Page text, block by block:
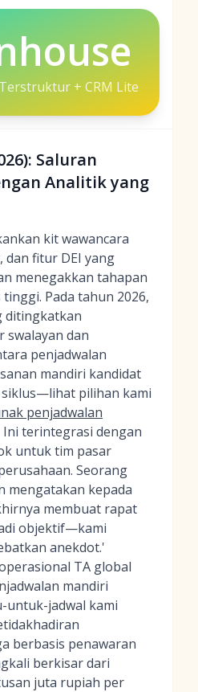
+ CRM Lite
Saluran
Analitik yang
kit wawancara
fitur DEI yang
menegakkan tahapan
Pada tahun 2026,
ditingkatkan
swalayan dan
penjadwalan
mandiri kandidat
pilihan kami
penjadwalan
Ini terintegrasi dengan
untuk tim pasar
Seorang
mengatakan kepada
membuat rapat
objektif—kami
anekdot.'
TA global
mandiri
untuk-jadwal kami
berbasis penawaran
berkisar dari
juta rupiah per